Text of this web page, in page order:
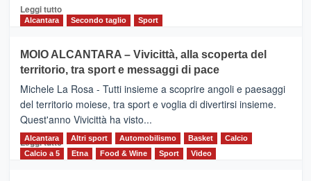
Leggi tuttoLeggi
Torna
la
Supermaratona
dell’Etna
Alcantara Secondo taglio Sport
MOIO ALCANTARA – Vivicittà, alla scoperta del
territorio, tra sport e messaggi di pace
Michele La Rosa - Tutti insieme a scoprire angoli e paesaggi
del territorio moiese, tra sport e voglia di divertirsi insieme.
Quest'anno Vivicittà ha visto...
Leggi tutto Leggi
Alcantara Altri sport Automobilismo Basket
Calcio
Calcio a 5
Etna Food & Wine Sport Video